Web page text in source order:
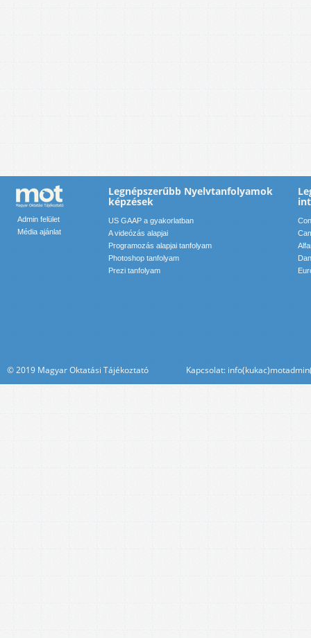
Admin felület
Média ajánlat
Legnépszerűbb Nyelvtanfolyamok
képzések
US GAAP a gyakorlatban
A videózás alapjai
Programozás alapjai tanfolyam
Photoshop tanfolyam
Prezi tanfolyam
© 2019 Magyar Oktatási Tájékoztató Kapcsolat: